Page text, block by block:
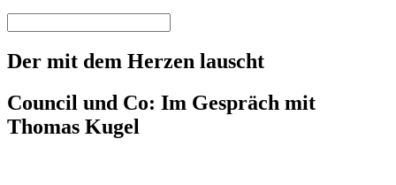
Der mit dem Herzen lauscht
Council und Co: Im Gespräch mit
Thomas Kugel